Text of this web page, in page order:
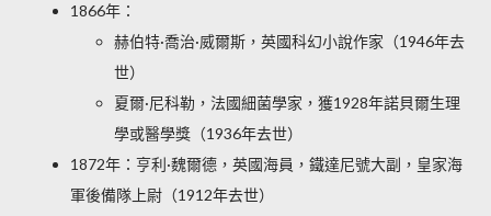
1866年：
赫伯特·喬治·威爾斯，英國科幻小說作家（1946年去
世）
夏爾·尼科勒，法國細菌學家，獲1928年諾貝爾生理
學或醫學獎（1936年去世）
1872年：亨利·魏爾德，英國海員，鐵達尼號大副，皇家海
軍後備隊上尉（1912年去世）